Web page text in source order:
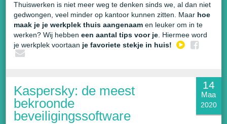
Thuiswerken is niet meer weg te denken sinds we, al dan niet
gedwongen, veel minder op kantoor kunnen zitten. Maar hoe
maak je je werkplek thuis aangenaam en leuker om in te
werken? Wij hebbeneen aantal tips voor je . Hiermee word
je werkplek voortaan je favoriete stekje in huis!
14
Maa
2020
Kaspersky: de meest
bekroonde
beveiligingssoftware